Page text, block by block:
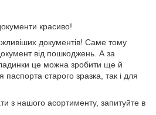
красиво!
документів! Саме тому
від пошкоджень. А за
це можна зробити ще й
паспорта старого зразка, так і для
з нашого асортименту, запитуйте в